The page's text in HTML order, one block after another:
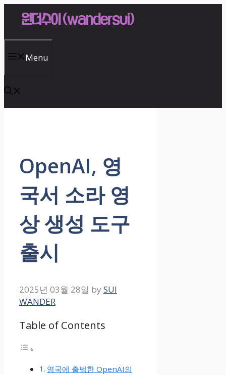
Menu
OpenAI, 영
국서 소라 영
상 생성 도구
출시
2025년 03월 28일 by SUI
WANDER
Table of Contents
영국에 출범한 OpenAI의